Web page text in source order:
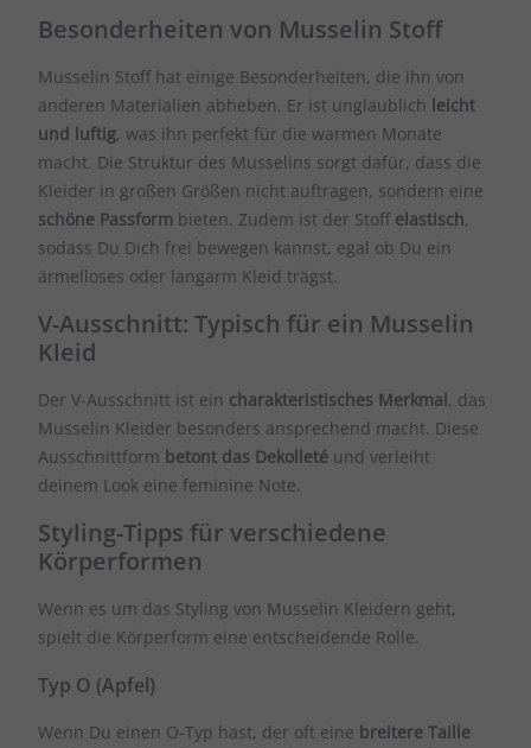
Besonderheiten von Musselin Stoff
Musselin Stoff hat einige Besonderheiten, die ihn von
anderen Materialien abheben. Er ist unglaublich leicht
und luftig, was ihn perfekt für die warmen Monate
macht. Die Struktur des Musselins sorgt dafür, dass die
Kleider in großen Größen nicht auftragen, sondern eine
schöne Passform bieten. Zudem ist der Stoff elastisch,
sodass Du Dich frei bewegen kannst, egal ob Du ein
ärmelloses oder langarm Kleid trägst.
V-Ausschnitt: Typisch für ein Musselin
Kleid
Der V-Ausschnitt ist ein charakteristisches Merkmal, das
Musselin Kleider besonders ansprechend macht. Diese
Ausschnittform betont das Dekolleté und verleiht
deinem Look eine feminine Note.
Styling-Tipps für verschiedene
Körperformen
Wenn es um das Styling von Musselin Kleidern geht,
spielt die Körperform eine entscheidende Rolle.
Typ O (Apfel)
Wenn Du einen O-Typ hast, der oft eine breitere Taille